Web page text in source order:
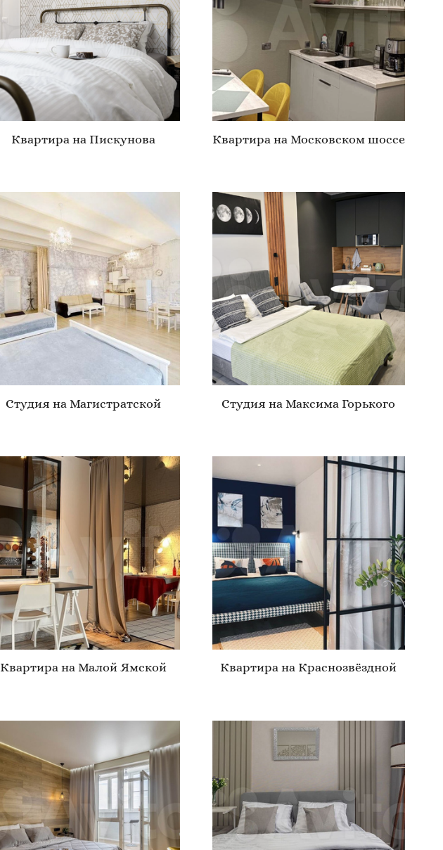
Квартира на Пискунова Квартира на Московском шоссе
Студия на Магистратской Студия на Максима Горького
Квартира на Малой Ямской Квартира на Краснозвёздной